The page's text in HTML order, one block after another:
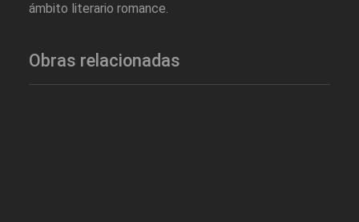
ámbito literario romance.
Obras relacionadas